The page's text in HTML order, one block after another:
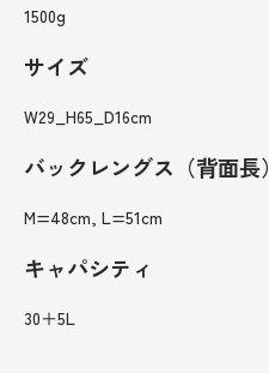
1500g
サイズ
W29_H65_D16cm
バックレングス（背面長）
M=48cm, L=51cm
キャパシティ
30＋5L